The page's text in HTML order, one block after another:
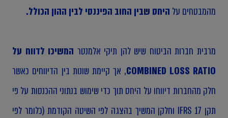
מהמבטחים על היחס שבין החוב הפיננסי לבין ההון הכולל.
מרבית חברות הביטוח שיש להן תיקי אלמנטר המשיכו לדווח על
COMBINED LOSS RATIO, אך קיימת שונות בין הדיווחים כאשר
חלק מהחברות דיווחו על היחס תוך כדי שימוש בנתוני ההכנסות על פי
תקן 17 IFRS וחלקן המשיך בהצגה לפי השיטה הקודמת (כלומר לפי